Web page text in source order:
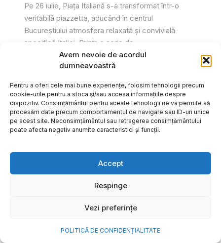
Avem nevoie de acordul
dumneavoastră
Pentru a oferi cele mai bune experiențe, folosim tehnologii precum
cookie-urile pentru a stoca și/sau accesa informațiile despre
dispozitiv. Consimțământul pentru aceste tehnologii ne va permite să
procesăm date precum comportamentul de navigare sau ID-uri unice
pe acest site. Neconsimțământul sau retragerea consimțământului
poate afecta negativ anumite caracteristici și funcții.
Accept
Respinge
Vezi preferințe
POLITICĂ DE CONFIDENȚIALITATE
Pe 26 iulie, Piața Italiană s-a transformat într-o
veritabilă piazzetta, aducând în centrul
Bucureștiului atmosfera relaxată și convivială
specifică Italiei. Printr-o serie de...
Gabriel Barliga
frumoase amintiri ale verii într-